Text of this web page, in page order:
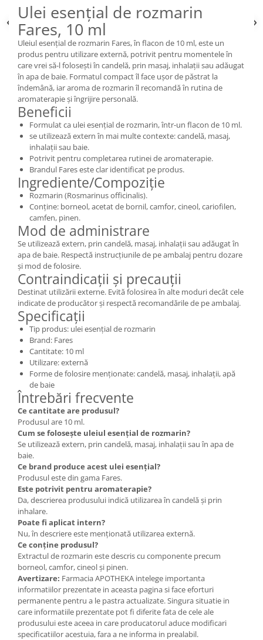
Ulei esențial de rozmarin
Fares, 10 ml
Uleiul esențial de rozmarin Fares, în flacon de 10 ml, este un
produs pentru utilizare externă, potrivit pentru momentele în
care vrei să-l folosești în candelă, prin masaj, inhalații sau adăugat
în apa de baie. Formatul compact îl face ușor de păstrat la
îndemână, iar aroma de rozmarin îl recomandă în rutina de
aromaterapie și îngrijire personală.
Beneficii
Formulat ca ulei esențial de rozmarin, într-un flacon de 10 ml.
se utilizează extern în mai multe contexte: candelă, masaj,
inhalații sau baie.
Potrivit pentru completarea rutinei de aromaterapie.
Brandul Fares este clar identificat pe produs.
Ingrediente/Compoziție
Rozmarin (Rosmarinus officinalis).
Conține: borneol, acetat de bornil, camfor, cineol, cariofilen,
camfen, pinen.
Mod de administrare
Se utilizează extern, prin candelă, masaj, inhalații sau adăugat în
apa de baie. Respectă instrucțiunile de pe ambalaj pentru dozare
și mod de folosire.
Contraindicații și precauții
Destinat utilizării externe. Evită folosirea în alte moduri decât cele
indicate de producător și respectă recomandările de pe ambalaj.
Specificații
Tip produs: ulei esențial de rozmarin
Brand: Fares
Cantitate: 10 ml
Utilizare: externă
Forme de folosire menționate: candelă, masaj, inhalații, apă
de baie
Întrebări frecvente
Ce cantitate are produsul?
Produsul are 10 ml.
Cum se folosește uleiul esențial de rozmarin?
Se utilizează extern, prin candelă, masaj, inhalații sau în apa de
baie.
Ce brand produce acest ulei esențial?
Produsul este din gama Fares.
Este potrivit pentru aromaterapie?
Da, descrierea produsului indică utilizarea în candelă și prin
inhalare.
Poate fi aplicat intern?
Nu, în descriere este menționată utilizarea externă.
Ce conține produsul?
Extractul de rozmarin este descris cu componente precum
borneol, camfor, cineol și pinen.
Avertizare: Farmacia APOTHEKA intelege importanta
informatiilor prezentate in aceasta pagina si face eforturi
permanente pentru a le pastra actualizate. Singura situatie in
care informatiile prezentate pot fi diferite fata de cele ale
produsului este aceea in care producatorul aduce modificari
specificatiilor acestuia, fara a ne informa in prealabil.